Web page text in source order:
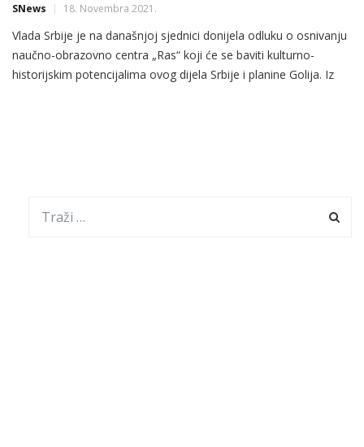
SNews 18. Novembra 2021.
Vlada Srbije je na današnjoj sjednici donijela odluku o osnivanju
naučno-obrazovno centra „Ras“ koji će se baviti kulturno-
historijskim potencijalima ovog dijela Srbije i planine Golija. Iz